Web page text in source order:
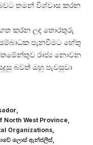
තමන් විශ්වාස කරන
කරන ලද තොරතුරු
පැනවීමට හේතු
රාජ්‍ය නොවන
බවත් ඔහු පැවසුවා
North West Province
Organizations
ලොස් ඇන්ජලීස්